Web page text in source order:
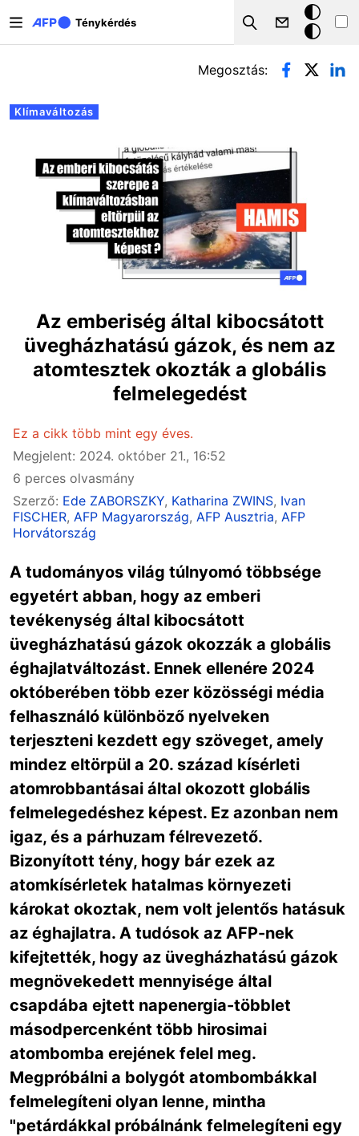
Ténykérdés
Search
Sötét
mód
Elsődleges fülek
Klímaváltozás
Megosztás:
Az emberiség által kibocsátott
üvegházhatású gázok, és nem az
atomtesztek okozták a globális
felmelegedést
Ez a cikk több mint egy éves.
Megjelent: 2024. október 21., 16:52
6 perces olvasmány
Szerző: Ede ZABORSZKY, Katharina ZWINS, Ivan
FISCHER, AFP Magyarország, AFP Ausztria, AFP
Horvátország
A tudományos világ túlnyomó többsége
egyetért abban, hogy az emberi
tevékenység által kibocsátott
üvegházhatású gázok okozzák a globális
éghajlatváltozást. Ennek ellenére 2024
októberében több ezer közösségi média
felhasználó különböző nyelveken
terjeszteni kezdett egy szöveget, amely
mindez eltörpül a 20. század kísérleti
atomrobbantásai által okozott globális
felmelegedéshez képest. Ez azonban nem
igaz, és a párhuzam félrevezető.
Bizonyított tény, hogy bár ezek az
atomkísérletek hatalmas környezeti
károkat okoztak, nem volt jelentős hatásuk
az éghajlatra. A tudósok az AFP-nek
kifejtették, hogy az üvegházhatású gázok
megnövekedett mennyisége által
csapdába ejtett napenergia-többlet
másodpercenként több hirosimai
atombomba erejének felel meg.
Megpróbálni a bolygót atombombákkal
felmelegíteni olyan lenne, mintha
"petárdákkal próbálnánk felmelegíteni egy